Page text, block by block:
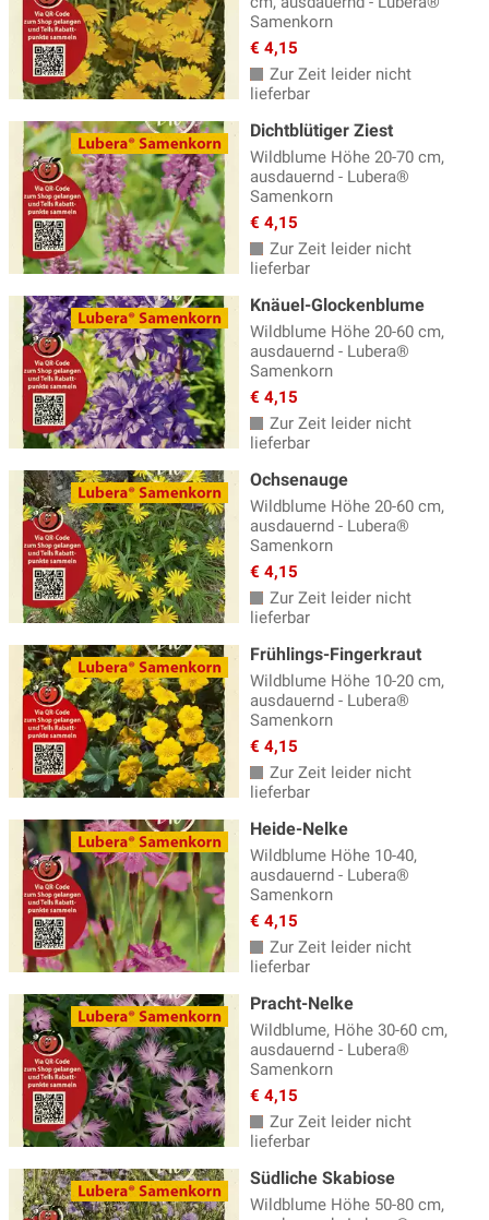
Samenkorn
€ 4,15
Zur Zeit leider nicht
lieferbar
Dichtblütiger Ziest
Wildblume Höhe 20-70 cm,
ausdauernd - Lubera®
Samenkorn
€ 4,15
Zur Zeit leider nicht
lieferbar
Knäuel-Glockenblume
Wildblume Höhe 20-60 cm,
ausdauernd - Lubera®
Samenkorn
€ 4,15
Zur Zeit leider nicht
lieferbar
Ochsenauge
Wildblume Höhe 20-60 cm,
ausdauernd - Lubera®
Samenkorn
€ 4,15
Zur Zeit leider nicht
lieferbar
Frühlings-Fingerkraut
Wildblume Höhe 10-20 cm,
ausdauernd - Lubera®
Samenkorn
€ 4,15
Zur Zeit leider nicht
lieferbar
Heide-Nelke
Wildblume Höhe 10-40,
ausdauernd - Lubera®
Samenkorn
€ 4,15
Zur Zeit leider nicht
lieferbar
Pracht-Nelke
Wildblume, Höhe 30-60 cm,
ausdauernd - Lubera®
Samenkorn
€ 4,15
Zur Zeit leider nicht
lieferbar
Südliche Skabiose
Wildblume Höhe 50-80 cm,